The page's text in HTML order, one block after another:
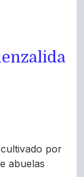
por
abuelas